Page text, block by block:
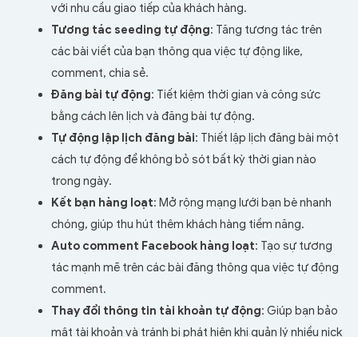
với nhu cầu giao tiếp của khách hàng.
Tương tác seeding tự động: Tăng tương tác trên
các bài viết của bạn thông qua việc tự động like,
comment, chia sẻ.
Đăng bài tự động: Tiết kiệm thời gian và công sức
bằng cách lên lịch và đăng bài tự động.
Tự động lập lịch đăng bài: Thiết lập lịch đăng bài một
cách tự động để không bỏ sót bất kỳ thời gian nào
trong ngày.
Kết bạn hàng loạt: Mở rộng mạng lưới bạn bè nhanh
chóng, giúp thu hút thêm khách hàng tiềm năng.
Auto comment Facebook hàng loạt: Tạo sự tương
tác mạnh mẽ trên các bài đăng thông qua việc tự động
comment.
Thay đổi thông tin tài khoản tự động: Giúp bạn bảo
mật tài khoản và tránh bị phát hiện khi quản lý nhiều nick